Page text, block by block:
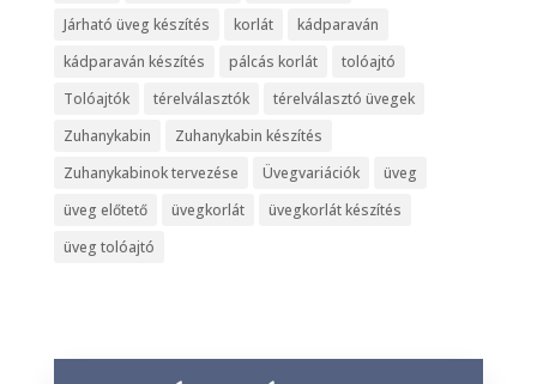
Járható üveg készítés
korlát
kádparaván
kádparaván készítés
pálcás korlát
tolóajtó
Tolóajtók
térelválasztók
térelválasztó üvegek
Zuhanykabin
Zuhanykabin készítés
Zuhanykabinok tervezése
Üvegvariációk
üveg
üveg előtető
üvegkorlát
üvegkorlát készítés
üveg tolóajtó